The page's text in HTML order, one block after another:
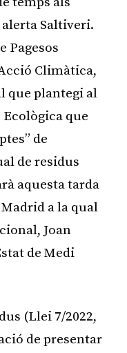
alerta Saltiveri.
Pagesos
Climàtica,
que plantegi al
que
de
de residus
aquesta tarda
a la qual
Joan
de Medi
(Llei 7/2022,
de presentar